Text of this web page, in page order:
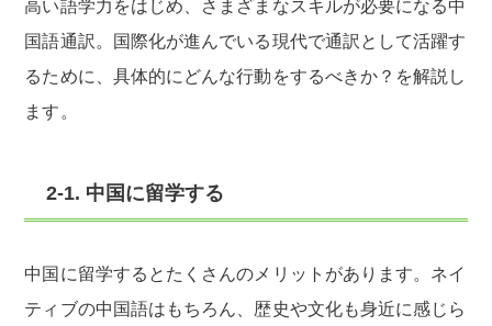
高い語学力をはじめ、さまざまなスキルが必要になる中
国語通訳。国際化が進んでいる現代で通訳として活躍す
るために、具体的にどんな行動をするべきか？を解説し
ます。
2-1. 中国に留学する
中国に留学するとたくさんのメリットがあります。ネイ
ティブの中国語はもちろん、歴史や文化も身近に感じら